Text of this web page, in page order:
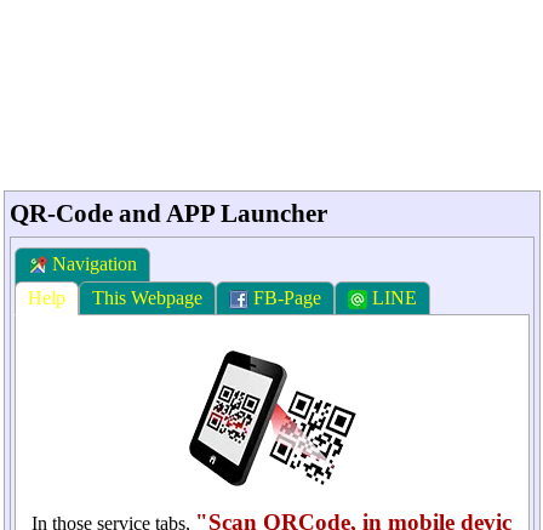
QR-Code and APP Launcher
Help This Webpage FB-Page LINE
Navigation
In those service tabs, "Scan QRCode, in mobile devic